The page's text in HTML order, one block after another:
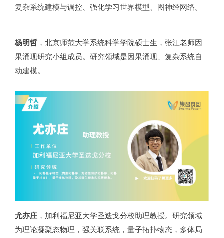
复杂系统建模与调控、强化学习世界模型、图神经网络。
杨明哲 ，北京师范大学系统科学学院硕士生，张江老师因
果涌现研究小组成员。研究领域是因果涌现、复杂系统自
动建模。
尤亦庄 ，加利福尼亚大学圣迭戈分校助理教授。研究领域
为理论凝聚态物理，强关联系统，量子拓扑物态，多体局